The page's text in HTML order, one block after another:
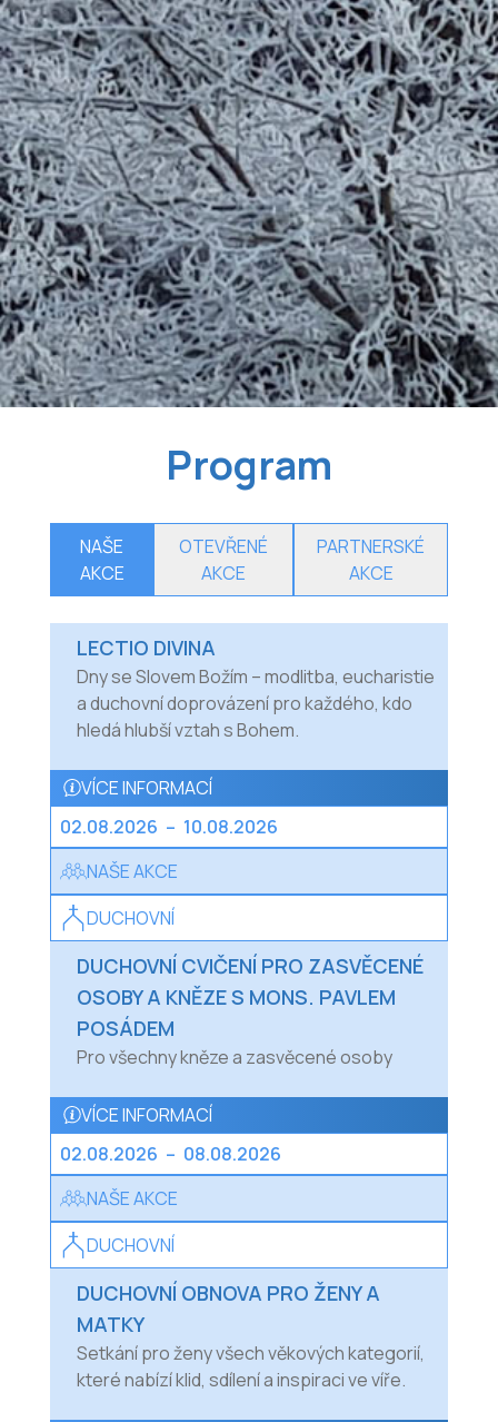
Program
NAŠE
AKCE
OTEVŘENÉ
AKCE
PARTNERSKÉ
AKCE
LECTIO DIVINA
Dny se Slovem Božím – modlitba, eucharistie
a duchovní doprovázení pro každého, kdo
hledá hlubší vztah s Bohem.
VÍCE INFORMACÍ
02.08.2026 – 10.08.2026
NAŠE AKCE
DUCHOVNÍ
DUCHOVNÍ CVIČENÍ PRO ZASVĚCENÉ
OSOBY A KNĚZE S MONS. PAVLEM
POSÁDEM
Pro všechny kněze a zasvěcené osoby
VÍCE INFORMACÍ
02.08.2026 – 08.08.2026
NAŠE AKCE
DUCHOVNÍ
DUCHOVNÍ OBNOVA PRO ŽENY A
MATKY
Setkání pro ženy všech věkových kategorií,
které nabízí klid, sdílení a inspiraci ve víře.